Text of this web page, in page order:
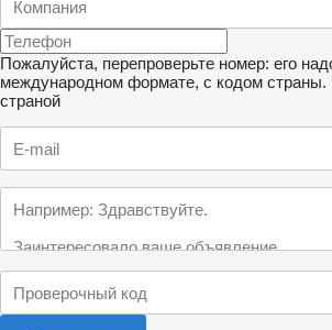
Пожалуйста, перепроверьте номер: его
международном формате, с кодом страны.
страной